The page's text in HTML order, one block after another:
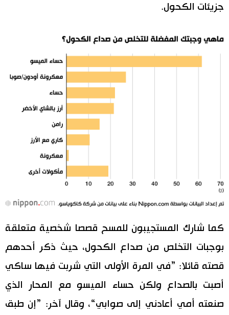
جزيئات الكحول.
كما شارك المستجيبون للمسح قصصا شخصية متعلقة
بوجبات التخلص من صداع الكحول، حيث ذكر أحدهم
قصته قائلا: ”في المرة الأولى التي شربت فيها ساكي
أصبت بالصداع ولكن حساء الميسو مع المحار الذي
صنعته أمي أعادني إلى صوابي“، وقال آخر: ”إن طبق